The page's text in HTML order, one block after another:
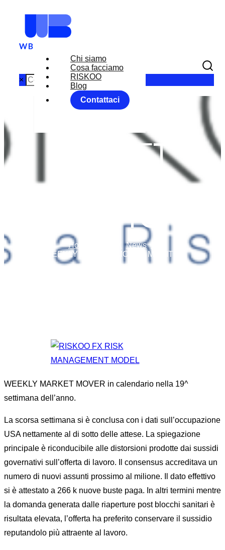
Chi siamo
Cosa facciamo
RISKOO
Blog
Contattaci
×
WEEKLY
MARKET
MONITOR
Home News
WEEKLY MARKET MOVER MONITOR
WEEKLY MARKET MOVER in calendario nella 19^
settimana dell’anno.
La scorsa settimana si è conclusa con i dati sull’occupazione
USA nettamente al di sotto delle attese. La spiegazione
principale è riconducibile alle distorsioni prodotte dai sussidi
governativi sull’offerta di lavoro. Il consensus accreditava un
numero di nuovi assunti prossimo al milione. Il dato effettivo
si è attestato a 266 k nuove buste paga. In altri termini mentre
la domanda generata dalle riaperture post blocchi sanitari è
risultata elevata, l’offerta ha preferito conservare il sussidio
reputandolo più attraente al lavoro.